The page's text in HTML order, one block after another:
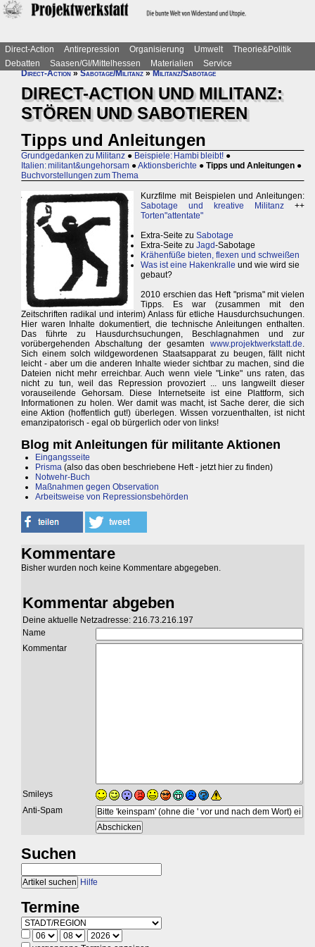
Direct-Action Antirepression Organisierung Umwelt
Theorie&Politik
Debatten
Saasen/GI/Mittelhessen Materialien
Service
Direct-Action»Sabotage/Militanz»Militanz/Sabotage
DIRECT-ACTION UND MILITANZ:
STÖREN UND SABOTIEREN
Tipps und Anleitungen
Grundgedanken zu Militanz ● Beispiele: Hambi bleibt! ●
Italien: militant&ungehorsam ●Aktionsberichte ● Tipps und Anleitungen ●
Buchvorstellungen zum Thema
Kurzfilme mit Beispielen und Anleitungen:
Sabotage und kreative Militanz ++
Torten"attentate"
Extra-Seite zu Sabotage
Extra-Seite zu Jagd-Sabotage
Krähenfüße bieten, flexen und schweißen
Was ist eine Hakenkralle und wie wird sie
gebaut?
2010 erschien das Heft "prisma" mit vielen
Tipps. Es war (zusammen mit den
Zeitschriften radikal und interim) Anlass für etliche Hausdurchsuchungen.
Hier waren Inhalte dokumentiert, die technische Anleitungen enthalten.
Das führte zu Hausdurchsuchungen, Beschlagnahmen und zur
vorübergehenden Abschaltung der gesamtenwww.projektwerkstatt.de.
Sich einem solch wildgewordenen Staatsapparat zu beugen, fällt nicht
leicht - aber um die anderen Inhalte wieder sichtbar zu machen, sind die
Dateien nicht mehr erreichbar. Auch wenn viele "Linke" uns raten, das
nicht zu tun, weil das Repression provoziert ... uns langweilt dieser
vorauseilende Gehorsam. Diese Internetseite ist eine Plattform, sich
Informationen zu holen. Wer damit was macht, ist Sache derer, die sich
eine Aktion (hoffentlich gut!) überlegen. Wissen vorzuenthalten, ist nicht
emanzipatorisch - egal ob bürgerlich oder von links!
Blog mit Anleitungen für militante Aktionen
Eingangsseite
Prisma (also das oben beschriebene Heft - jetzt hier zu finden)
Notwehr-Buch
Maßnahmen gegen Observation
Arbeitsweise von Repressionsbehörden
Kommentare
Bisher wurden noch keine Kommentare abgegeben.
Kommentar abgeben
Deine aktuelle Netzadresse: 216.73.216.197
Name
Kommentar
Smileys
Anti-Spam
Suchen
Hilfe
Termine